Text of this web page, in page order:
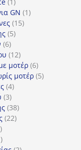
προϊόν
GN 11
1515
55
66
προϊόντα
1212
προϊόντα
μοτέρ 66
προϊόντα
μοτέρ 55
44
προϊόντα
33
προϊόντα
3838
προϊόντα
2222
προϊόντα
1